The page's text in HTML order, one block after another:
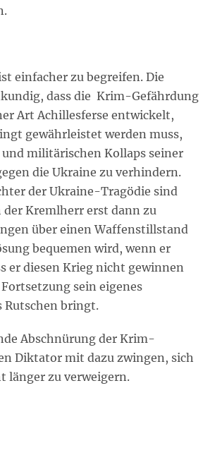
einfacher zu begreifen. Die
dass die Krim-Gefährdung
Art Achillesferse entwickelt,
gewährleistet werden muss,
militärischen Kollaps seiner
die Ukraine zu verhindern.
der Ukraine-Tragödie sind
der Kremlherr erst dann zu
über einen Waffenstillstand
bequemen wird, wenn er
er diesen Krieg nicht gewinnen
sein eigenes
bringt.
Abschnürung der Krim-
Diktator mit dazu zwingen, sich
länger zu verweigern.